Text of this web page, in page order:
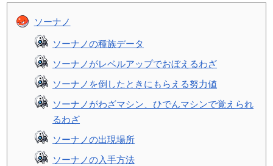
ソーナノ
ソーナノの種族データ
ソーナノがレベルアップでおぼえるわざ
ソーナノを倒したときにもらえる努力値
ソーナノがわざマシン、ひでんマシンで覚えられ
るわざ
ソーナノの出現場所
ソーナノの入手方法